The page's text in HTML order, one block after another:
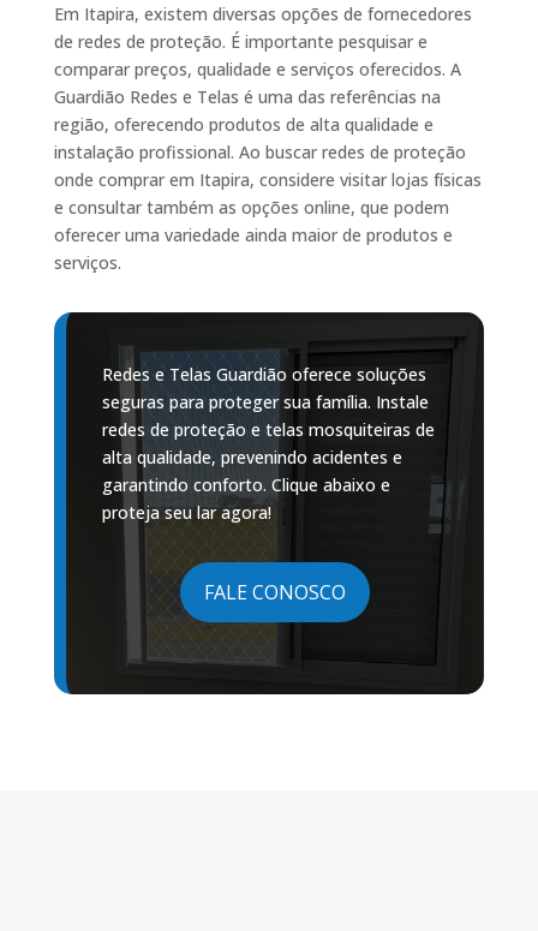
Em Itapira, existem diversas opções de fornecedores
de redes de proteção. É importante pesquisar e
comparar preços, qualidade e serviços oferecidos. A
Guardião Redes e Telas é uma das referências na
região, oferecendo produtos de alta qualidade e
instalação profissional. Ao buscar redes de proteção
onde comprar em Itapira, considere visitar lojas físicas
e consultar também as opções online, que podem
oferecer uma variedade ainda maior de produtos e
serviços.
Redes e Telas Guardião oferece soluções
seguras para proteger sua família. Instale
redes de proteção e telas mosquiteiras de
alta qualidade, prevenindo acidentes e
garantindo conforto. Clique abaixo e
proteja seu lar agora!
FALE CONOSCO